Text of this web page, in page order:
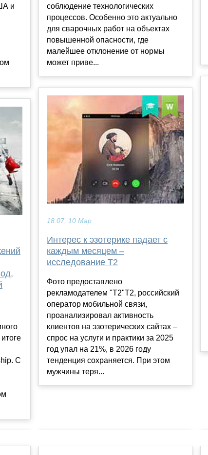
и
С
соблюдение технологических
процессов. Особенно это актуально
для сварочных работ на объектах
повышенной опасности, где
малейшее отклонение от нормы
может приве...
18:07, 10 Мар
Интерес к эзотерике падает с
каждым месяцем –
исследование Т2
Фото предоставлено
рекламодателем "Т2"T2, российский
оператор мобильной связи,
проанализировал активность
клиентов на эзотерических сайтах –
спрос на услуги и практики за 2025
год упал на 21%, в 2026 году
тенденция сохраняется. При этом
мужчины теря...